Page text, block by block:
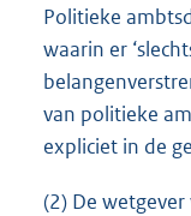
Politieke
waarin er
van politieke
expliciet in de
(2) De